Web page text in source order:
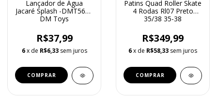
Lançador de Água
Jacaré Splash -DMT5610
DM Toys
R$37,99
6 x de R$6,33 sem juros
Patins Quad Roller Skate
4 Rodas Rl07 Preto
35/38 35-38
R$349,99
6x de R$58,33 sem juros